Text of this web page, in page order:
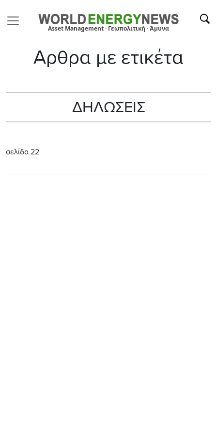
Asset Management · Γεωπολιτική · Άμυνα
Αρθρα με ετικέτα
ΔΗΛΩΣΕΙΣ
σελίδα 22